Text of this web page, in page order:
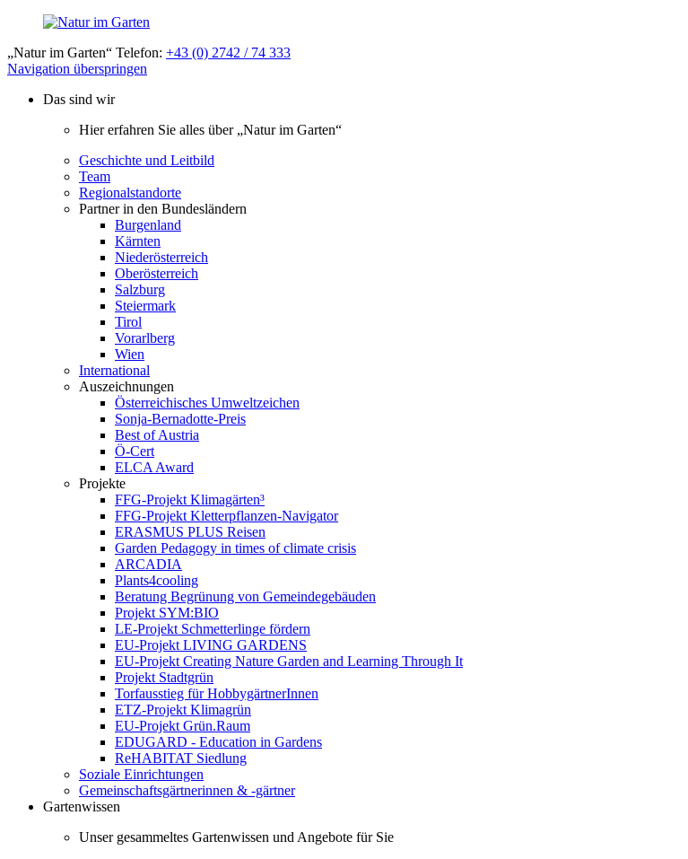
„Natur im Garten“ Telefon: +43 (0) 2742 / 74 333
Navigation überspringen
Das sind wir
Hier erfahren Sie alles über „Natur im Garten“
Geschichte und Leitbild
Team
Regionalstandorte
Partner in den Bundesländern
Burgenland
Kärnten
Niederösterreich
Oberösterreich
Salzburg
Steiermark
Tirol
Vorarlberg
Wien
International
Auszeichnungen
Österreichisches Umweltzeichen
Sonja-Bernadotte-Preis
Best of Austria
Ö-Cert
ELCA Award
Projekte
FFG-Projekt Klimagärten³
FFG-Projekt Kletterpflanzen-Navigator
ERASMUS PLUS Reisen
Garden Pedagogy in times of climate crisis
ARCADIA
Plants4cooling
Beratung Begrünung von Gemeindegebäuden
Projekt SYM:BIO
LE-Projekt Schmetterlinge fördern
EU-Projekt LIVING GARDENS
EU-Projekt Creating Nature Garden and Learning Through It
Projekt Stadtgrün
Torfausstieg für HobbygärtnerInnen
ETZ-Projekt Klimagrün
EU-Projekt Grün.Raum
EDUGARD - Education in Gardens
ReHABITAT Siedlung
Soziale Einrichtungen
Gemeinschaftsgärtnerinnen & -gärtner
Gartenwissen
Unser gesammeltes Gartenwissen und Angebote für Sie